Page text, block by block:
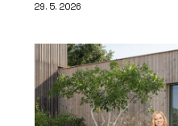
29. 5. 2026